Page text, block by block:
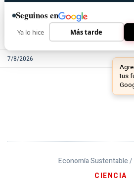
7/8/2026
Economía Sustentable /
CIENCIA
Seguinos en
Ya lo hice Más tarde